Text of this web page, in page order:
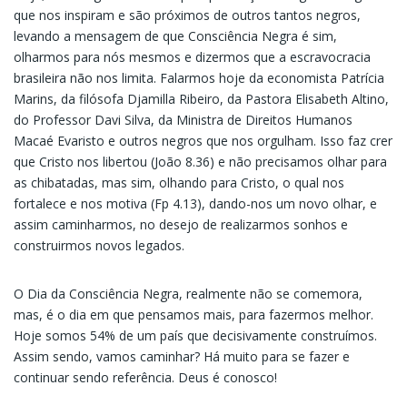
que nos inspiram e são próximos de outros tantos negros,
levando a mensagem de que Consciência Negra é sim,
olharmos para nós mesmos e dizermos que a escravocracia
brasileira não nos limita. Falarmos hoje da economista Patrícia
Marins, da filósofa Djamilla Ribeiro, da Pastora Elisabeth Altino,
do Professor Davi Silva, da Ministra de Direitos Humanos
Macaé Evaristo e outros negros que nos orgulham. Isso faz crer
que Cristo nos libertou (João 8.36) e não precisamos olhar para
as chibatadas, mas sim, olhando para Cristo, o qual nos
fortalece e nos motiva (Fp 4.13), dando-nos um novo olhar, e
assim caminharmos, no desejo de realizarmos sonhos e
construirmos novos legados.
O Dia da Consciência Negra, realmente não se comemora,
mas, é o dia em que pensamos mais, para fazermos melhor.
Hoje somos 54% de um país que decisivamente construímos.
Assim sendo, vamos caminhar? Há muito para se fazer e
continuar sendo referência. Deus é conosco!